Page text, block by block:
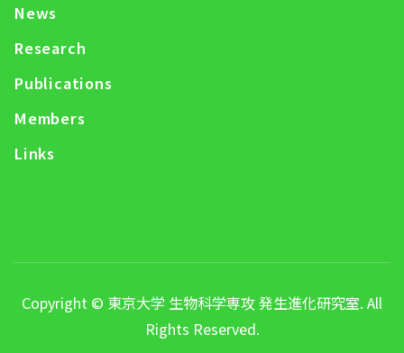
News
Research
Publications
Members
Links
Copyright © 東京大学 生物科学専攻 発生進化研究室. All
Rights Reserved.